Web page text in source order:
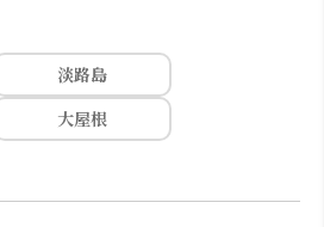
淡路島
大屋根